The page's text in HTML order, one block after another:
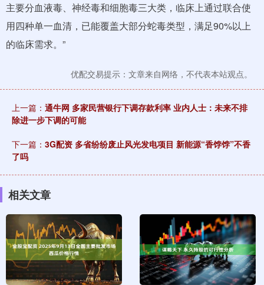
主要分血液毒、神经毒和细胞毒三大类，临床上通过联合使
用四种单一血清，已能覆盖大部分蛇毒类型，满足90%以上
的临床需求。”
优配交易提示：文章来自网络，不代表本站观点。
上一篇： 通牛网 多家民营银行下调存款利率 业内人士：未来不排
除进一步下调的可能
下一篇： 3G配资 多省纷纷废止风光发电项目 新能源“香饽饽”不香
了吗
相关文章